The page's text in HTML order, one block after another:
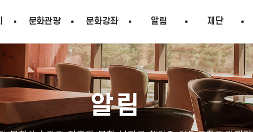
문화관광 문화강좌 알림 재단
알림